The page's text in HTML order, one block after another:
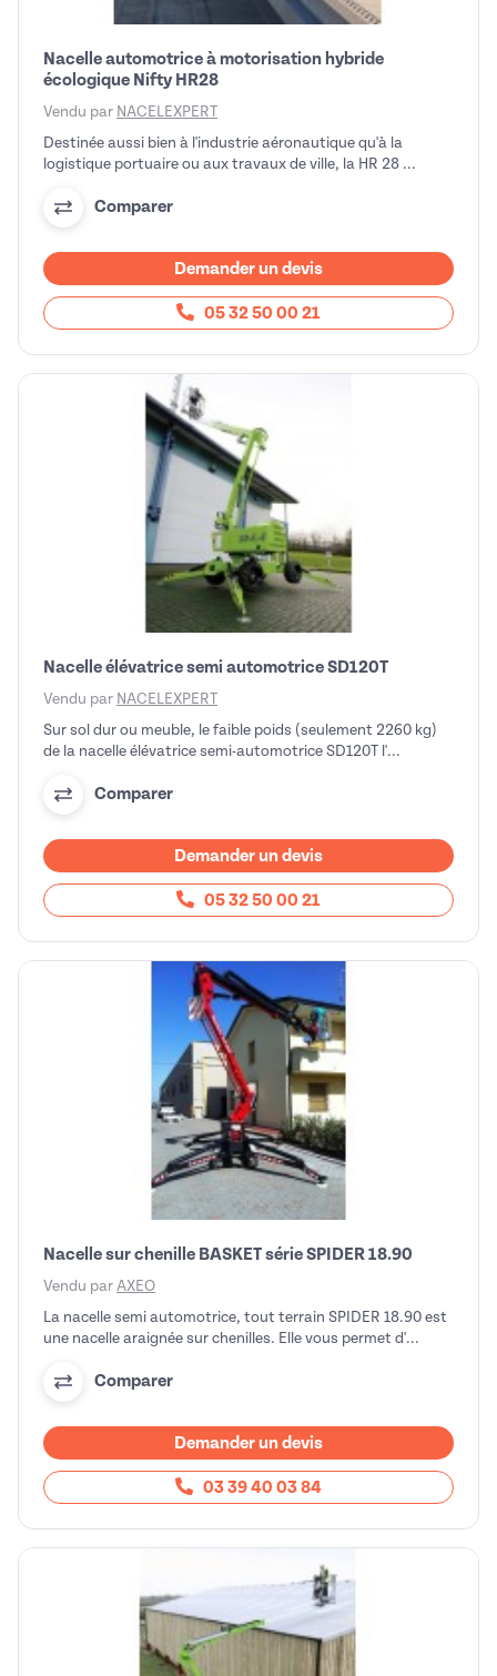
Nacelle automotrice à motorisation hybride
écologique Nifty HR28
Vendu par NACELEXPERT
Destinée aussi bien à l'industrie aéronautique qu'à la
logistique portuaire ou aux travaux de ville, la HR 28 ...
Comparer
Demander un devis
05 32 50 00 21
Nacelle élévatrice semi automotrice SD120T
Vendu par NACELEXPERT
Sur sol dur ou meuble, le faible poids (seulement 2260 kg)
de la nacelle élévatrice semi-automotrice SD120T l'...
Comparer
Demander un devis
05 32 50 00 21
Nacelle sur chenille BASKET série SPIDER 18.90
Vendu par AXEO
La nacelle semi automotrice, tout terrain SPIDER 18.90 est
une nacelle araignée sur chenilles. Elle vous permet d'...
Comparer
Demander un devis
03 39 40 03 84